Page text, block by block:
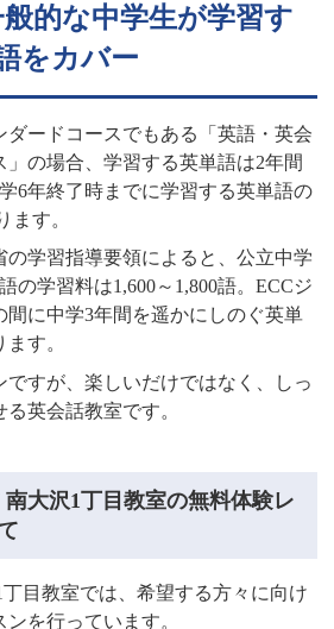
的な中学生が学習す
をカバー
ダードコースでもある「英語・英会
の場合、学習する英単語は2年間
6年終了時までに学習する英単語の
ます。
の学習指導要領によると、公立中学
の学習料は1,600～1,800語。ECCジ
間に中学3年間を遥かにしのぐ英単
す。
ですが、楽しいだけではなく、しっ
英会話教室です。
大沢1丁目教室の無料体験レ
目教室では、希望する方々に向け
を行っています。